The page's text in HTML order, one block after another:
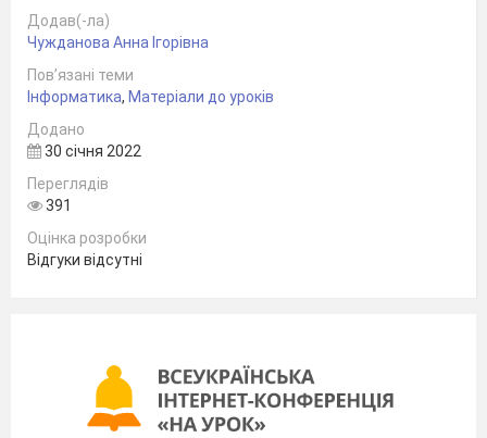
Додав(-ла)
Чужданова Анна Ігорівна
Пов’язані теми
Інформатика, Матеріали до уроків
Додано
30 січня 2022
Переглядів
391
Оцінка розробки
Відгуки відсутні